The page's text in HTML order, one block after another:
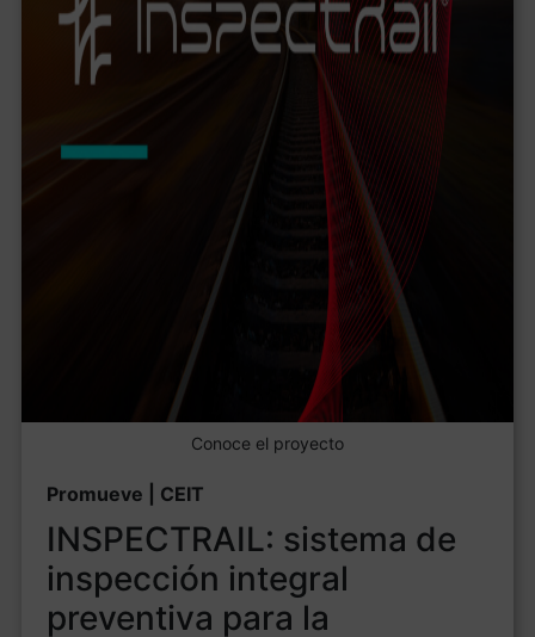
Conoce el proyecto
Promueve | CEIT
INSPECTRAIL: sistema de
inspección integral
preventiva para la